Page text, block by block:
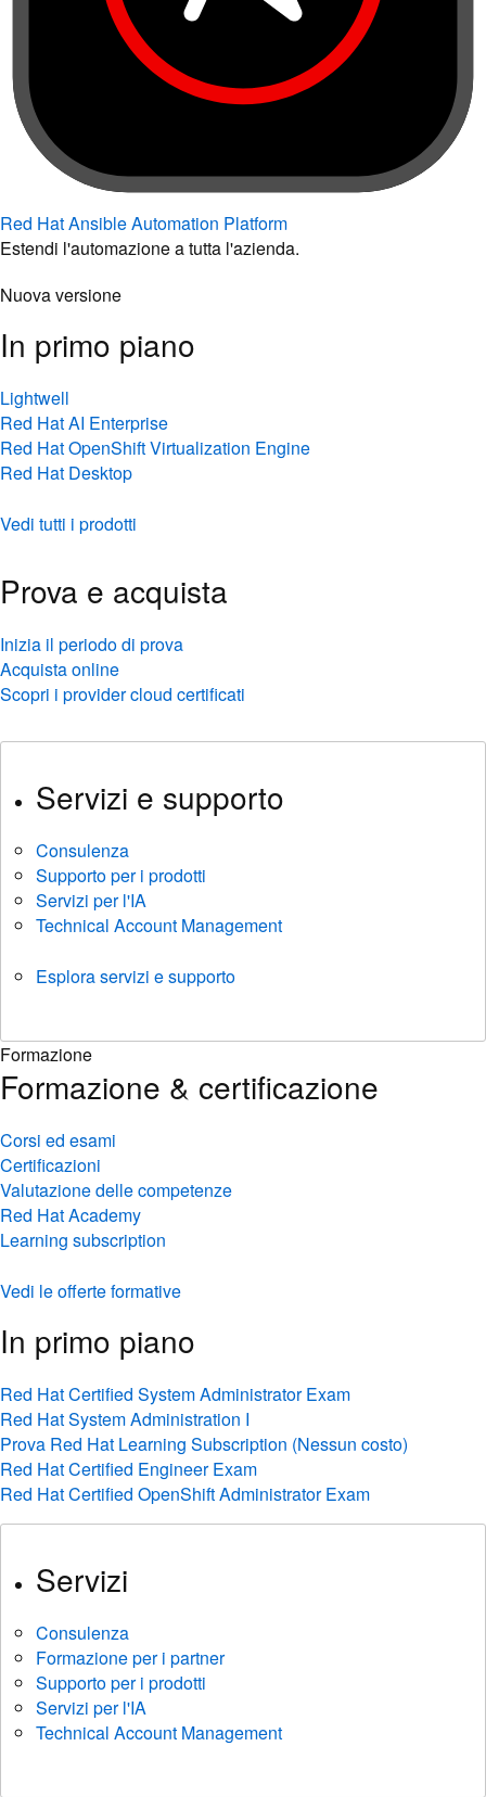
Red Hat Ansible Automation Platform
Estendi l'automazione a tutta l'azienda.
Nuova versione
In primo piano
Lightwell
Red Hat AI Enterprise
Red Hat OpenShift Virtualization Engine
Red Hat Desktop
Vedi tutti i prodotti
Prova e acquista
Inizia il periodo di prova
Acquista online
Scopri i provider cloud certificati
Servizi e supporto
Consulenza
Supporto per i prodotti
Servizi per l'IA
Technical Account Management
Esplora servizi e supporto
Formazione
Formazione & certificazione
Corsi ed esami
Certificazioni
Valutazione delle competenze
Red Hat Academy
Learning subscription
Vedi le offerte formative
In primo piano
Red Hat Certified System Administrator Exam
Red Hat System Administration I
Prova Red Hat Learning Subscription (Nessun costo)
Red Hat Certified Engineer Exam
Red Hat Certified OpenShift Administrator Exam
Servizi
Consulenza
Formazione per i partner
Supporto per i prodotti
Servizi per l'IA
Technical Account Management